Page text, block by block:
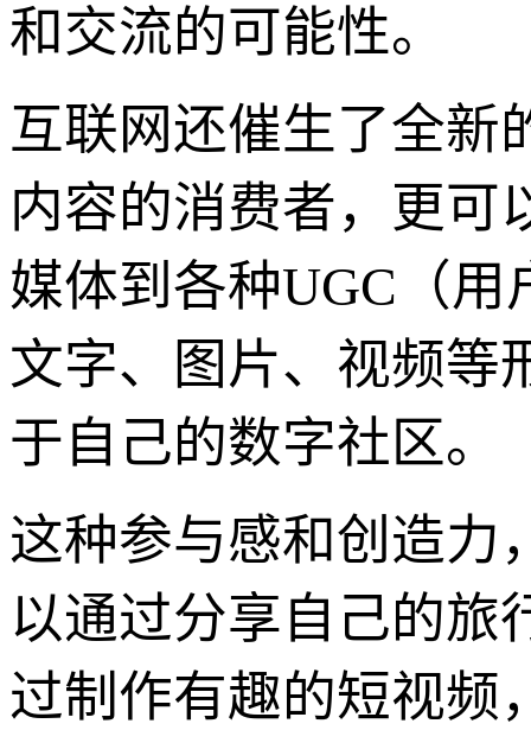
和交流的可能性。
互联网还催生了全新
内容的消费者，更可
媒体到各种UGC（
文字、图片、视频等
于自己的数字社区。
这种参与感和创造力
以通过分享自己的旅
过制作有趣的短视频